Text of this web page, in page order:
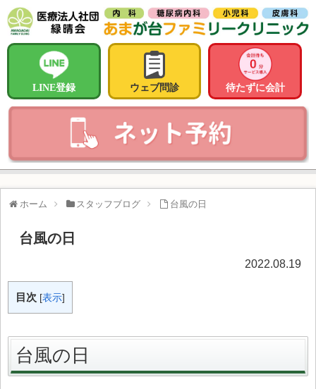
LINE登録 ウェブ問診 待たずに会計
ホーム スタッフブログ 台風の日
台風の日
2022.08.19
目次 [表示]
台風の日